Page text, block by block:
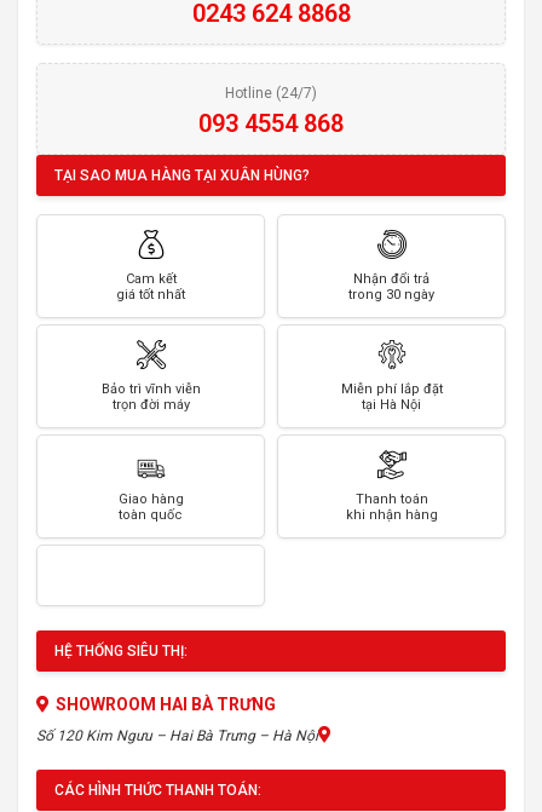
0243 624 8868
Hotline (24/7)
093 4554 868
TẠI SAO MUA HÀNG TẠI XUÂN HÙNG?
Cam kết
giá tốt nhất
Nhận đổi trả
trong 30 ngày
Bảo trì vĩnh viễn
trọn đời máy
Miễn phí lắp đặt
tại Hà Nội
Giao hàng
toàn quốc
Thanh toán
khi nhận hàng
HỆ THỐNG SIÊU THỊ:
SHOWROOM HAI BÀ TRƯNG
Số 120 Kim Ngưu – Hai Bà Trưng – Hà Nội
CÁC HÌNH THỨC THANH TOÁN: